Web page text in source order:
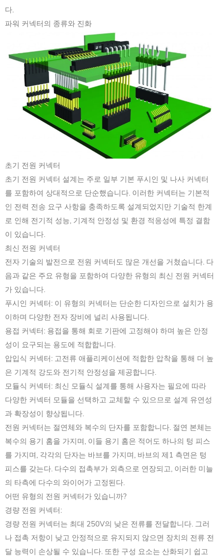
다.
파워 커넥터의 종류와 진화
초기 전원 커넥터
초기 전원 커넥터 설계는 주로 일부 기본 푸시인 및 나사 커넥터
를 포함하여 상대적으로 단순했습니다. 이러한 커넥터는 기본적
인 전력 전송 요구 사항을 충족하도록 설계되었지만 기술적 한계
로 인해 전기적 성능, 기계적 안정성 및 환경 적응성에 특정 결함
이 있습니다.
최신 전원 커넥터
전자 기술의 발전으로 전원 커넥터도 많은 개선을 거쳤습니다. 다
음과 같은 주요 유형을 포함하여 다양한 유형의 최신 전원 커넥터
가 있습니다.
푸시인 커넥터: 이 유형의 커넥터는 단순한 디자인으로 설치가 용
이하며 다양한 전자 장비에 널리 사용됩니다.
용접 커넥터: 용접을 통해 회로 기판에 고정해야 하며 높은 안정
성이 요구되는 용도에 적합합니다.
압입식 커넥터: 고전류 애플리케이션에 적합한 압착을 통해 더 높
은 기계적 강도와 전기적 안정성을 제공합니다.
모듈식 커넥터: 최신 모듈식 설계를 통해 사용자는 필요에 따라
다양한 커넥터 모듈을 선택하고 교체할 수 있으므로 설계 유연성
과 확장성이 향상됩니다.
전원 커넥터는 절연체와 복수의 단자를 포함합니다. 절연 본체는
복수의 용기 홈을 가지며, 이들 용기 홈은 적어도 하나의 텅 피스
를 가지며, 각각의 단자는 바브를 가지며, 바브의 제1 측면은 텅
피스를 갖는다. 다수의 접촉부가 외측으로 연장되고, 이러한 미늘
의 타측에 다수의 와이어가 고정된다.
어떤 유형의 전원 커넥터가 있습니까?
경량 전원 커넥터:
경량 전원 커넥터는 최대 250V의 낮은 전류를 전달합니다. 그러
나 접촉 저항이 낮고 안정적으로 유지되지 않으면 장치의 전류 전
달 능력이 손상될 수 있습니다. 또한 구성 요소는 산화되기 쉽고